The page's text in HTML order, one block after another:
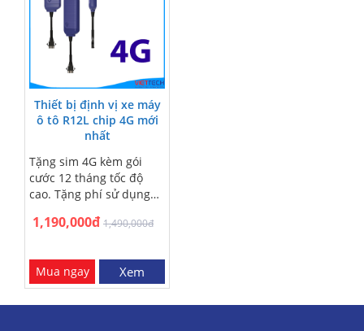
thành HN và HCM – Hỗ
trợ tư vấn 24/24
Thiết bị định vị xe máy
ô tô R12L chip 4G mới
nhất
Tặng sim 4G kèm gói
cước 12 tháng tốc độ
cao. Tặng phí sử dụng
hành trình xe năm nhất.
nơi trị giá 250.000đ.
Miễn phí lắp đặt tại nội
thành Hà Nội - Sài Gòn.
Miễn phí ship COD giao
1,190,000đ 1,490,000đ
Mua ngay Xem